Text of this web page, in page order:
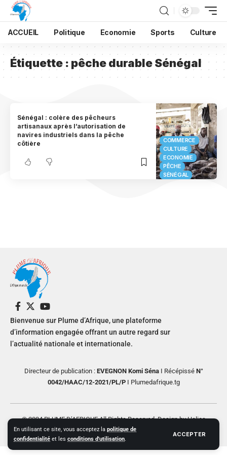
En utilisant ce site, vous acceptez la politique de
confidentialité et les conditions d'utilisation.
ACCEPTER
ACCUEIL Politique Economie Sports Culture
Étiquette : pêche durable Sénégal
COMMERCE
CULTURE
ECONOMIE
PÊCHE
SÉNÉGAL
Sénégal : colère des pêcheurs
artisanaux après l’autorisation de
navires industriels dans la pêche
côtière
Bienvenue sur Plume d’Afrique, une plateforme
d’information engagée offrant un autre regard sur
l’actualité nationale et internationale.
Directeur de publication : EVEGNON Komi SénaI RécépisséN°
0042/HAAC/12-2021/PL/PI Plumedafrique.tg
© 2024 PLUME D’AFRIQUE All Rights Reserved. Design by Helios
Creative